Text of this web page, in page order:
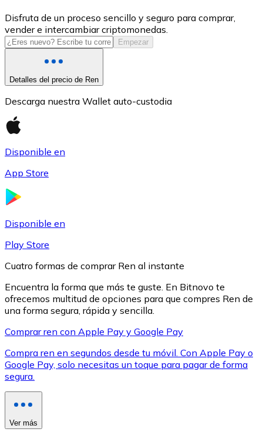
USD Coin
USDC
XRP
XRP
Ver todo
Disfruta de un proceso sencillo y seguro para comprar,
vender e intercambiar criptomonedas.
Empezar
Detalles del precio de Ren
Descarga nuestra Wallet auto-custodia
Disponible en
App Store
Disponible en
Play Store
Cuatro formas de comprar Ren al instante
Encuentra la forma que más te guste. En Bitnovo te
ofrecemos multitud de opciones para que compres Ren de
una forma segura, rápida y sencilla.
Comprar ren con Apple Pay y Google Pay
Compra ren en segundos desde tu móvil. Con Apple Pay o
Google Pay, solo necesitas un toque para pagar de forma
segura.
Ver más